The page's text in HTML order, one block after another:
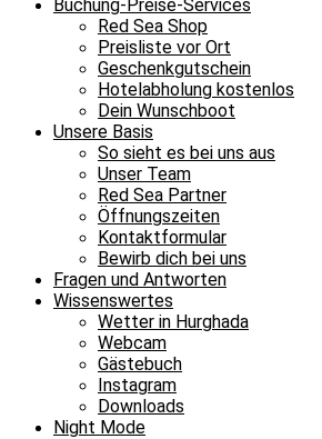
Buchung-Preise-Services
Red Sea Shop
Preisliste vor Ort
Geschenkgutschein
Hotelabholung kostenlos
Dein Wunschboot
Unsere Basis
So sieht es bei uns aus
Unser Team
Red Sea Partner
Öffnungszeiten
Kontaktformular
Bewirb dich bei uns
Fragen und Antworten
Wissenswertes
Wetter in Hurghada
Webcam
Gästebuch
Instagram
Downloads
Night Mode